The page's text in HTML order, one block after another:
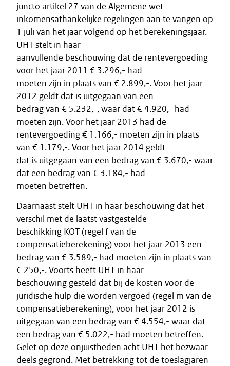
juncto artikel 27 van de Algemene wet
inkomensafhankelijke regelingen aan te vangen op
1 juli van het jaar volgend op het berekeningsjaar.
UHT stelt in haar
aanvullende beschouwing dat de rentevergoeding
voor het jaar 2011 € 3.296,- had
moeten zijn in plaats van € 2.899,-. Voor het jaar
2012 geldt dat is uitgegaan van een
bedrag van € 5.232,-, waar dat € 4.920,- had
moeten zijn. Voor het jaar 2013 had de
rentevergoeding € 1.166,- moeten zijn in plaats
van € 1.179,-. Voor het jaar 2014 geldt
dat is uitgegaan van een bedrag van € 3.670,- waar
dat een bedrag van € 3.184,- had
moeten betreffen.
Daarnaast stelt UHT in haar beschouwing dat het
verschil met de laatst vastgestelde
beschikking KOT (regel f van de
compensatieberekening) voor het jaar 2013 een
bedrag van € 3.589,- had moeten zijn in plaats van
€ 250,-. Voorts heeft UHT in haar
beschouwing gesteld dat bij de kosten voor de
juridische hulp die worden vergoed (regel m van de
compensatieberekening), voor het jaar 2012 is
uitgegaan van een bedrag van € 4.554,- waar dat
een bedrag van € 5.022,- had moeten betreffen.
Gelet op deze onjuistheden acht UHT het bezwaar
deels gegrond. Met betrekking tot de toeslagjaren